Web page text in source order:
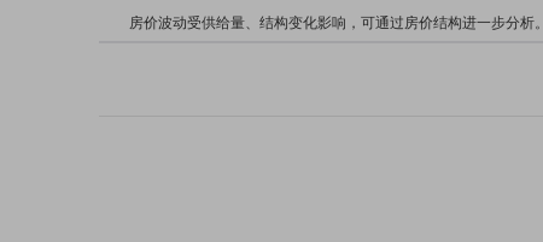
房价波动受供给量、结构变化影响，可通过房价结构进一步分析。